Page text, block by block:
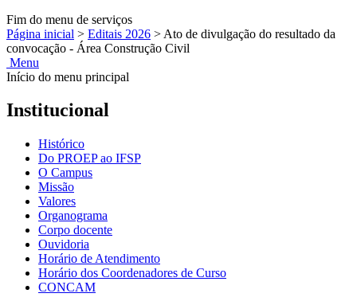
Fim do menu de serviços
Página inicial > Editais 2026 > Ato de divulgação do resultado da
convocação - Área Construção Civil
Menu
Início do menu principal
Institucional
Histórico
Do PROEP ao IFSP
O Campus
Missão
Valores
Organograma
Corpo docente
Ouvidoria
Horário de Atendimento
Horário dos Coordenadores de Curso
CONCAM